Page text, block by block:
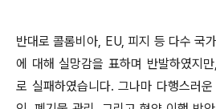
반대로 콜롬비아, EU, 피지 등 다수 국
에 대해 실망감을 표하며 반발하였지
로 실패하였습니다. 그나마 다행스러